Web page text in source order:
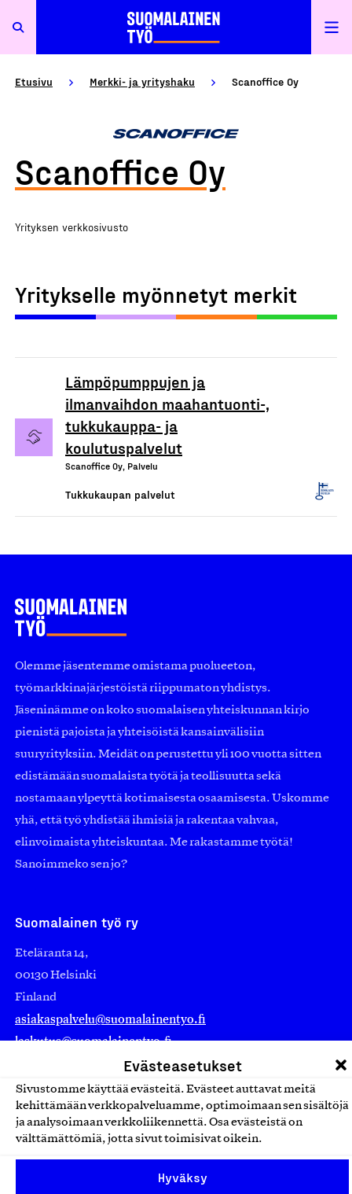
Evästeasetukset
Sivustomme käyttää evästeitä. Evästeet auttavat meitä
kehittämään verkkopalveluamme, optimoimaan sen sisältöjä
ja analysoimaan verkkoliikennettä. Osa evästeistä on
välttämättömiä, jotta sivut toimisivat oikein.
Hyväksy
Etusivu Merkki- ja yrityshaku Scanoffice Oy
Scanoffice Oy
Yrityksen verkkosivusto
Yritykselle myönnetyt merkit
Lämpöpumppujen ja
ilmanvaihdon maahantuonti-,
tukkukauppa- ja
koulutuspalvelut
Scanoffice Oy, Palvelu
Tukkukaupan palvelut
Olemme jäsentemme omistama puolueeton,
työmarkkinajärjestöistä riippumaton yhdistys.
Jäseninämme on koko suomalaisen yhteiskunnan kirjo
pienistä pajoista ja yhteisöistä kansainvälisiin
suuryrityksiin. Meidät on perustettu yli 100 vuotta sitten
edistämään suomalaista työtä ja teollisuutta sekä
nostamaan ylpeyttä kotimaisesta osaamisesta. Uskomme
yhä, että työ yhdistää ihmisiä ja rakentaa vahvaa,
elinvoimaista yhteiskuntaa. Me rakastamme työtä!
Sanoimmeko sen jo?
Suomalainen työ ry
Eteläranta 14,
00130 Helsinki
Finland
asiakaspalvelu@suomalainentyo.fi
laskutus@suomalainentyo.fi
Avainlippu